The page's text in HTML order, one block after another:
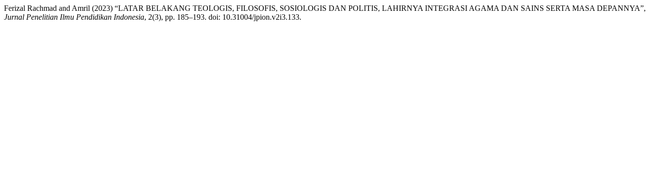
Ferizal Rachmad and Amril (2023) “LATAR BELAKANG TEOLOGIS, FILOSOFIS, SOSIOLOGIS DAN POLITIS, LAHIRNYA INTEGRASI AGAMA DAN SAINS SERTA MASA DEPANNYA”,
Jurnal Penelitian Ilmu Pendidikan Indonesia, 2(3), pp. 185–193. doi: 10.31004/jpion.v2i3.133.